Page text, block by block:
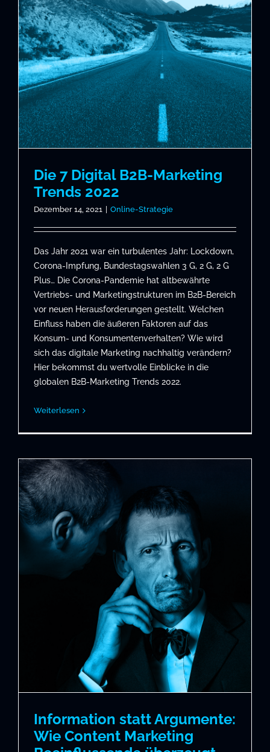
Die 7 Digital B2B-Marketing
Trends 2022
Dezember 14, 2021 Online-Strategie
Das Jahr 2021 war ein turbulentes Jahr: Lockdown,
Corona-Impfung, Bundestagswahlen 3 G, 2 G, 2 G
Plus… Die Corona-Pandemie hat altbewährte
Vertriebs- und Marketingstrukturen im B2B-Bereich
vor neuen Herausforderungen gestellt. Welchen
Einfluss haben die äußeren Faktoren auf das
Konsum- und Konsumentenverhalten? Wie wird
sich das digitale Marketing nachhaltig verändern?
Hier bekommst du wertvolle Einblicke in die
globalen B2B-Marketing Trends 2022.
Weiterlesen
Information statt Argumente:
Wie Content Marketing